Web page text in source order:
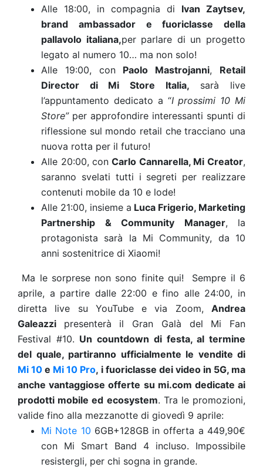
Alle 18:00, in compagnia di Ivan Zaytsev,
brand ambassador e fuoriclasse della
pallavolo italiana,per parlare di un progetto
legato al numero 10… ma non solo!
Alle 19:00, con Paolo Mastrojanni, Retail
Director di Mi Store Italia, sarà live
l’appuntamento dedicato a “I prossimi 10 Mi
Store” per approfondire interessanti spunti di
riflessione sul mondo retail che tracciano una
nuova rotta per il futuro!
Alle 20:00, con Carlo Cannarella, Mi Creator,
saranno svelati tutti i segreti per realizzare
contenuti mobile da 10 e lode!
Alle 21:00, insieme a Luca Frigerio, Marketing
Partnership & Community Manager, la
protagonista sarà la Mi Community, da 10
anni sostenitrice di Xiaomi!
Ma le sorprese non sono finite qui!
Sempre il 6
aprile, a partire dalle 22:00 e fino alle 24:00, in
diretta live su YouTube e via Zoom, Andrea
Galeazzi presenterà il Gran Galà del Mi Fan
Festival #10. Un countdown di festa, al termine
del quale, partiranno ufficialmente le vendite di
Mi 10 e Mi 10 Pro, i fuoriclasse dei video in 5G, ma
anche vantaggiose offerte su mi.com dedicate ai
prodotti mobile ed ecosystem. Tra le promozioni,
valide fino alla mezzanotte di giovedì 9 aprile:
Mi Note 10 6GB+128GB in offerta a 449,90€
con Mi Smart Band 4 incluso. Impossibile
resistergli, per chi sogna in grande.